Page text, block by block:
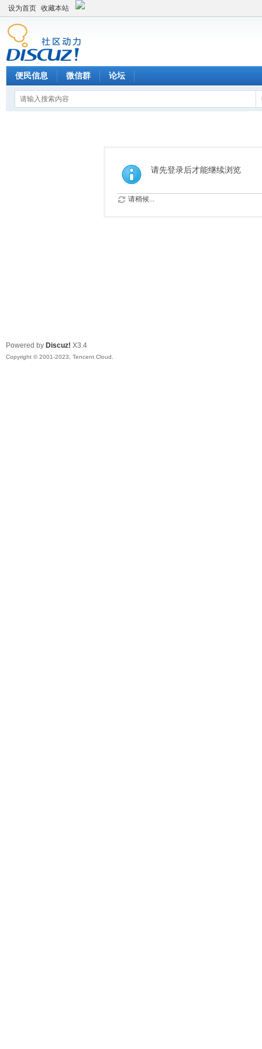
设为首页 收藏本站
便民信息 微信群 论坛
请先登录后才能继续浏览
请稍候...
Powered by Discuz! X3.4
Copyright © 2001-2023, Tencent Cloud.